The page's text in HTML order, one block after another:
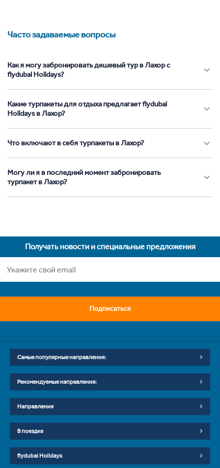
Часто задаваемые вопросы
Как я могу забронировать дешевый тур в Лахор с
flydubai Holidays?
Какие турпакеты для отдыха предлагает flydubai
Holidays в Лахор?
Что включают в себя турпакеты в Лахор?
Могу ли я в последний момент забронировать
турпакет в Лахор?
Получать новости и специальные предложения
Подписаться
Самые популярные направления:
Рекомендуемые направления:
Направления
В поездке
flydubai Holidays